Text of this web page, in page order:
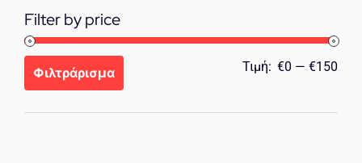
Filter by price
Φιλτράρισμα Τιμή: €0 — €150